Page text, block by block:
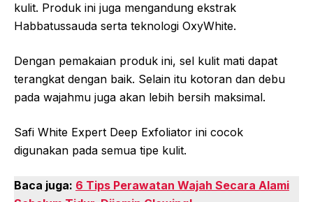
kulit. Produk ini juga mengandung ekstrak
Habbatussauda serta teknologi OxyWhite.
Dengan pemakaian produk ini, sel kulit mati dapat
terangkat dengan baik. Selain itu kotoran dan debu
pada wajahmu juga akan lebih bersih maksimal.
Safi White Expert Deep Exfoliator ini cocok
digunakan pada semua tipe kulit.
Baca juga: 6 Tips Perawatan Wajah Secara Alami